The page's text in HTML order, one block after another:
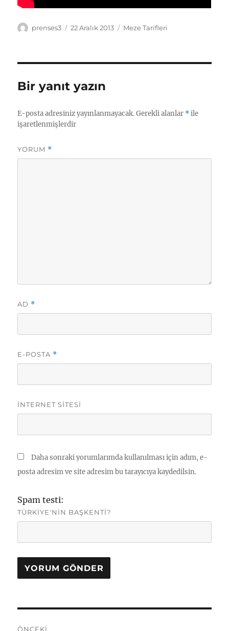
Yazar
prenses3
Yayın
22 Aralık 2013 Kategoriler
Meze Tarifleri
Bir yanıt yazın
E-posta adresiniz yayınlanmayacak. Gerekli alanlar *ile
işaretlenmişlerdir
YORUM *
AD *
E-POSTA *
İNTERNET SITESI
Daha sonraki yorumlarımda kullanılması için adım, e-
posta adresim ve site adresim bu tarayıcıya kaydedilsin.
Spam testi:
TÜRKIYE'NIN BAŞKENTI?
ÖNCEKI